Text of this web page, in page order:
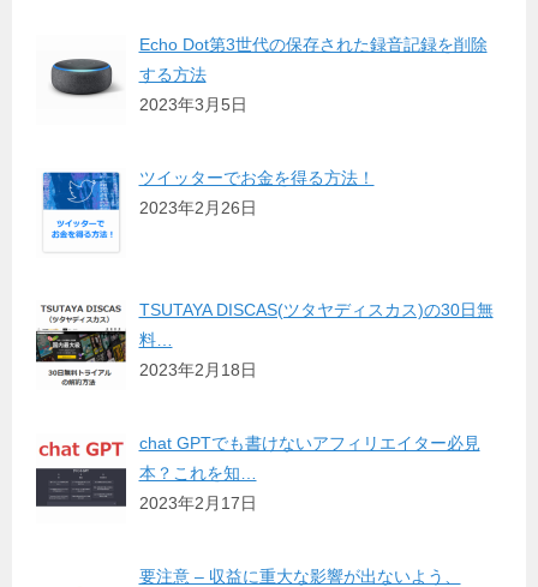
Echo Dot第3世代の保存された録音記録を削除
する方法
2023年3月5日
ツイッターでお金を得る方法！
2023年2月26日
TSUTAYA DISCAS(ツタヤディスカス)の30日無
料…
2023年2月18日
chat GPTでも書けないアフィリエイター必見
本？これを知…
2023年2月17日
要注意 – 収益に重大な影響が出ないよう、